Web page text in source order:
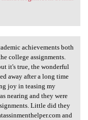
achievements both
college assignments.
it's true, the wonderful
away after a long time
joy in teasing my
nearing and they were
Little did they
and